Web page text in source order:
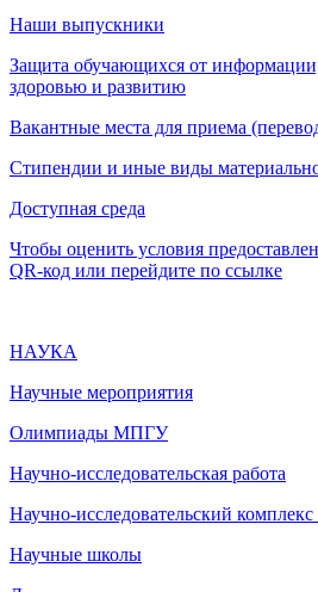
Наши выпускники
Защита обучающихся от
здоровью и развитию
Вакантные места для приема
Стипендии и иные виды
Доступная среда
Чтобы оценить условия
QR-код или перейдите по ссылке
НАУКА
Научные мероприятия
Олимпиады МПГУ
Научно-исследовательская работа
Научно-исследовательский
Научные школы